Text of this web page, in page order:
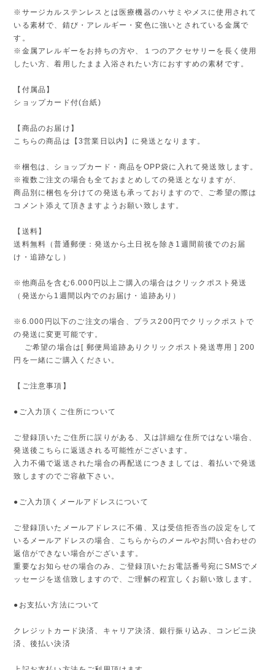
※サージカルステンレスとは医療機器のハサミやメスに使用されて
いる素材で、錆び・アレルギー・変色に強いとされている金属で
す。
※金属アレルギーをお持ちの方や、１つのアクセサリーを長く使用
したい方、着用したまま入浴されたい方におすすめの素材です。
【付属品】
ショップカード付(台紙)
【商品のお届け】
こちらの商品は【3営業日以内】に発送となります。
※梱包は、ショップカード・商品をOPP袋に入れて発送致します。
※複数ご注文の場合も全ておまとめしての発送となりますが、
商品別に梱包を分けての発送も承っておりますので、ご希望の際は
コメント添えて頂きますようお願い致します。
【送料】
送料無料（普通郵便：発送から土日祝を除き1週間前後でのお届
け・追跡なし）
※他商品を含む6.000円以上ご購入の場合はクリックポスト発送
（発送から1週間以内でのお届け・追跡あり）
※6.000円以下のご注文の場合、プラス200円でクリックポストで
の発送に変更可能です。
ご希望の場合は[ 郵便局追跡ありクリックポスト発送専用 ] 200
円を一緒にご購入ください。
【ご注意事項】
●ご入力頂くご住所について
ご登録頂いたご住所に誤りがある、又は詳細な住所ではない場合、
発送後こちらに返送される可能性がございます。
入力不備で返送された場合の再配送につきましては、着払いで発送
致しますのでご容赦下さい。
●ご入力頂くメールアドレスについて
ご登録頂いたメールアドレスに不備、又は受信拒否当の設定をして
いるメールアドレスの場合、こちらからのメールやお問い合わせの
返信ができない場合がございます。
重要なお知らせの場合のみ、ご登録頂いたお電話番号宛にSMSでメ
ッセージを送信致しますので、ご理解の程宜しくお願い致します。
●お支払い方法について
クレジットカード決済、キャリア決済、銀行振り込み、コンビニ決
済、後払い決済